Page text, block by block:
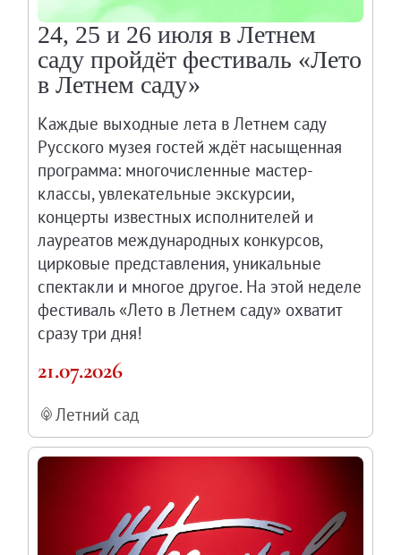
24, 25 и 26 июля в Летнем
саду пройдёт фестиваль «Лето
в Летнем саду»
Каждые выходные лета в Летнем саду
Русского музея гостей ждёт насыщенная
программа: многочисленные мастер-
классы, увлекательные экскурсии,
концерты известных исполнителей и
лауреатов международных конкурсов,
цирковые представления, уникальные
спектакли и многое другое. На этой неделе
фестиваль «Лето в Летнем саду» охватит
сразу три дня!
21.07.2026
Летний сад